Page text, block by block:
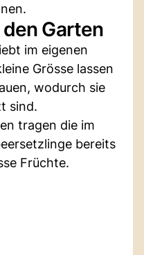
Garten
im eigenen
Grösse lassen
wodurch sie
sind.
tragen die im
bereits
Früchte.